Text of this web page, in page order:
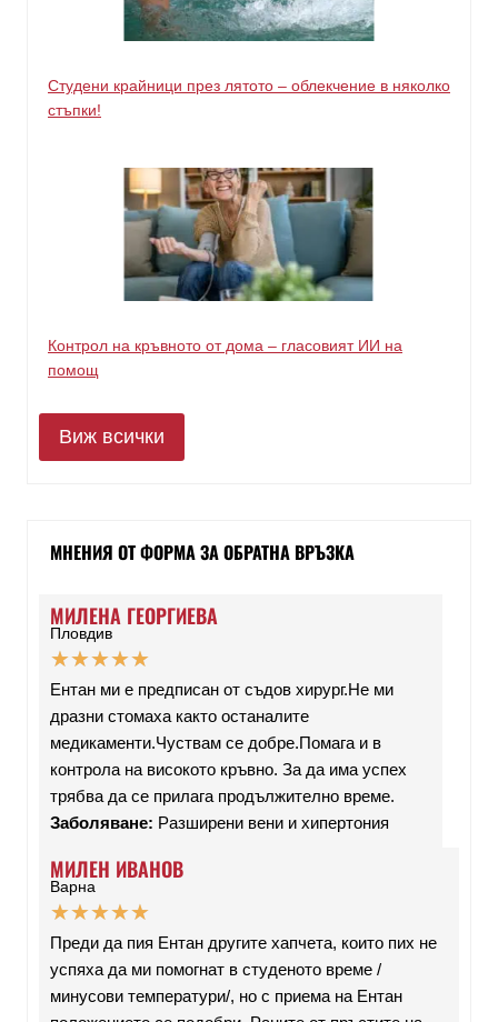
Студени крайници през лятото – облекчение в няколко
стъпки!
Контрол на кръвното от дома – гласовият ИИ на
помощ
Виж всички
МНЕНИЯ ОТ ФОРМА ЗА ОБРАТНА ВРЪЗКА
МИЛЕНА ГЕОРГИЕВА
Пловдив
★★★★★
Ентан ми е предписан от съдов хирург.Не ми
дразни стомаха както останалите
медикаменти.Чуствам се добре.Помага и в
контрола на високото кръвно. За да има успех
трябва да се прилага продължително време.
Заболяване: Разширени вени и хипертония
МИЛЕН ИВАНОВ
Варна
★★★★★
Преди да пия Ентан другите хапчета, които пих не
успяха да ми помогнат в студеното време /
минусови температури/, но с приема на Ентан